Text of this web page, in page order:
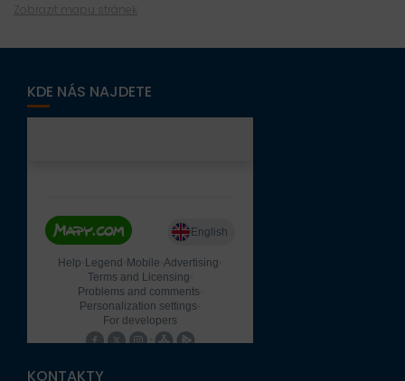
Zobrazit mapu stránek
KDE NÁS NAJDETE
KONTAKTY